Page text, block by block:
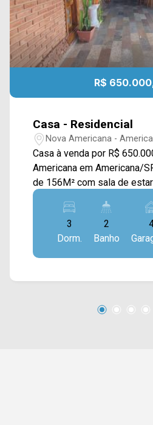
R$
Casa - Residencial
Nova Americana -
Casa à venda por R$
Americana em Americana/SP. Imóvel dispõe-
de 156M² com sala de
com armários, quintal,
área de serviço com armários. > 03
sendo 01 suíte; > 02
> 04 vagas de garagem coberta.
Americana, o imóvel contém
supermercados, farmácias,
3
Dorm.
2
Banho